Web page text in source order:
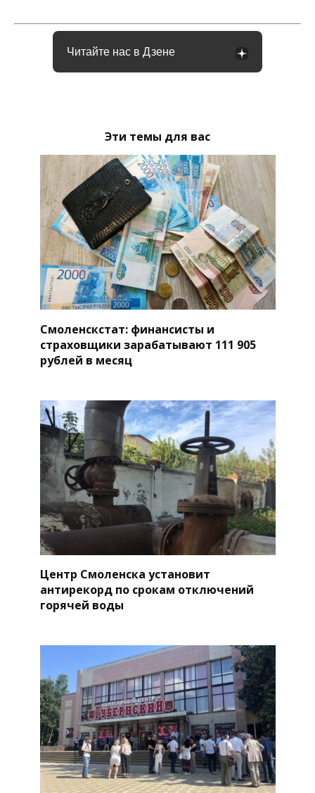
Читайте нас в Дзене
Эти темы для вас
Смоленскстат: финансисты и
страховщики зарабатывают 111 905
рублей в месяц
Центр Смоленска установит
антирекорд по срокам отключений
горячей воды